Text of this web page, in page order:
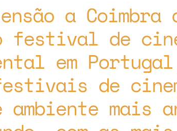
a Coimbra
festival de
em
de
ambiente mais